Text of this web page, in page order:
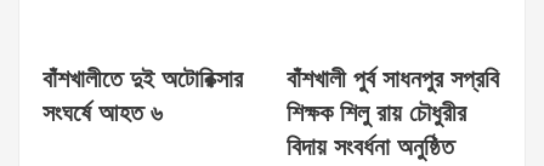
বাঁশখালীতে দুই অটোরিক্সার
সংঘর্ষে আহত ৬
বাঁশখালী পুর্ব সাধনপুর সপ্রবি
শিক্ষক শিলু রায় চৌধুরীর
বিদায় সংবর্ধনা অনুষ্ঠিত